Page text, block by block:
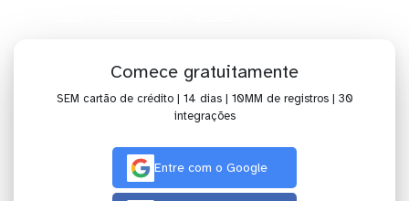
Comece gratuitamente
SEM cartão de crédito | 14 dias | 10MM de registros | 30
integrações
Entre com o Google